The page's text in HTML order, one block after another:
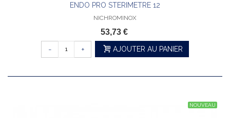
ENDO PRO STERIMETRE 12
NICHROMINOX
53,73 €
- + AJOUTER AU PANIER
NOUVEAU